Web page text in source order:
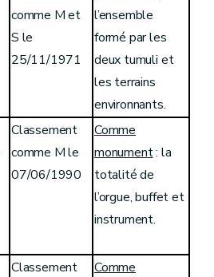
comme M et
S le
25/11/1971
l’ensemble
formé par les
deux tumuli et
les terrains
environnants.
Classement
comme M le
07/06/1990
Comme
monument: la
totalité de
l’orgue, buffet et
instrument.
Classement
Comme